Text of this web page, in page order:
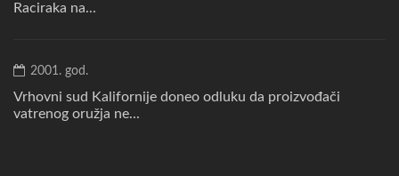
Raciraka na...
2001. god.
Vrhovni sud Kalifornije doneo odluku da proizvođači
vatrenog oružja ne...